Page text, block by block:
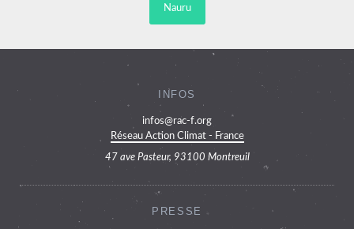
Nauru
INFOS
infos@rac-f.org
Réseau Action Climat - France
47 ave Pasteur, 93100 Montreuil
PRESSE